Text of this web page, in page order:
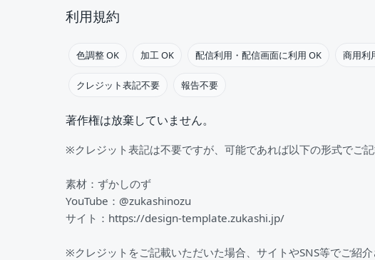
利用規約
色調整 OK 加工 OK 配信利用・配信画面に利用 OK 商用利
クレジット表記不要 報告不要
著作権は放棄していません。
※クレジット表記は不要ですが、可能であれば以下の形式でご記
素材：ずかしのず
YouTube：@zukashinozu
サイト：https://design-template.zukashi.jp/
※クレジットをご記載いただいた場合、サイトやSNS等でご紹介